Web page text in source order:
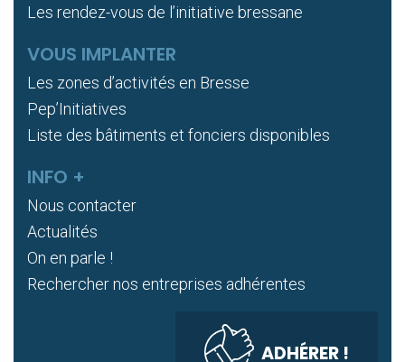
Les rendez-vous de l’initiative bressane
VOUS IMPLANTER
Les zones d’activités en Bresse
Pep’Initiatives
Liste des bâtiments et fonciers disponibles
INFO +
Nous contacter
Actualités
On en parle !
Rechercher nos entreprises adhérentes
ADHÉRER !